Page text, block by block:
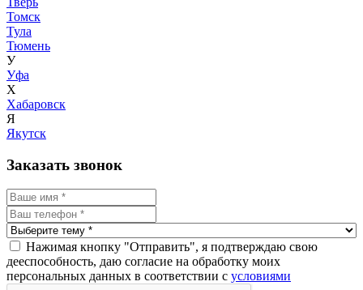
Томск
Тула
Тюмень
У
Уфа
Х
Хабаровск
Я
Якутск
Заказать звонок
Нажимая кнопку "Отправить", я подтверждаю свою
дееспособность, даю согласие на обработку моих
персональных данных в соответствии с условиями